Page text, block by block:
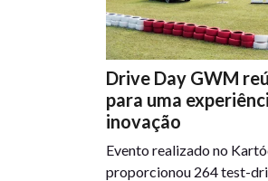
Drive Day GWM
para uma
inovação
Evento realizado no
proporcionou 264 test-